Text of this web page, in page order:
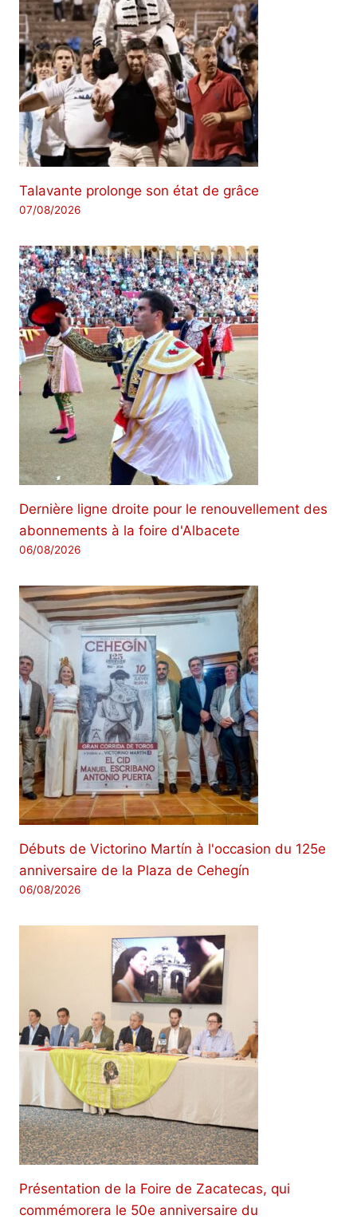
Talavante prolonge son état de grâce
07/08/2026
Dernière ligne droite pour le renouvellement des
abonnements à la foire d'Albacete
06/08/2026
Débuts de Victorino Martín à l'occasion du 125e
anniversaire de la Plaza de Cehegín
06/08/2026
Présentation de la Foire de Zacatecas, qui
commémorera le 50e anniversaire du